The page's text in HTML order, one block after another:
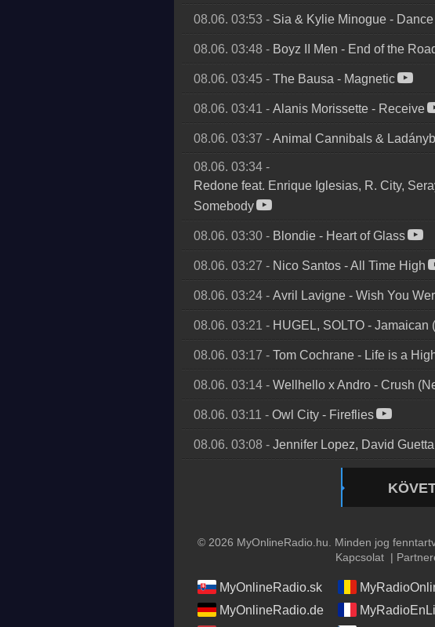
08.06. 03:53 - Sia & Kylie Minogue -
08.06. 03:48 - Boyz II Men - End of the
08.06. 03:45 - The Bausa - Magnetic
08.06. 03:41 - Alanis Morissette - Receive
08.06. 03:37 - Animal Cannibals &
08.06. 03:34 -
Redone feat. Enrique Iglesias, R. City,
Somebody
08.06. 03:30 - Blondie - Heart of Glass
08.06. 03:27 - Nico Santos -All Time High
08.06. 03:24 - Avril Lavigne - Wish You
08.06. 03:21 - HUGEL, SOLTO - Jamaican
08.06. 03:17 - Tom Cochrane - Life is a
08.06. 03:14 - Wellhello x Andro - Crush
08.06. 03:11 - Owl City - Fireflies
08.06. 03:08 - Jennifer Lopez, David Guetta
© 2026 MyOnlineRadio.hu. Minden jog
Kapcsolat |
MyOnlineRadio.sk
MyOnlineRadio.de